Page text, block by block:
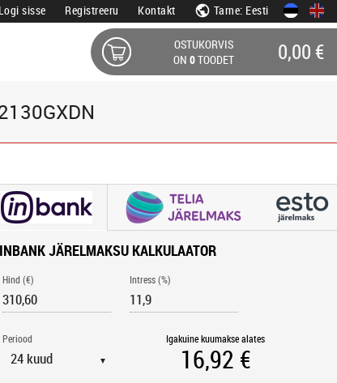
Logi sisse Registreeru Kontakt Tarne: Eesti
OSTUKORVIS
ON 0TOODET 0,00 €
INBANK JÄRELMAKSU KALKULAATOR
Hind (€) Intress (%)
Periood
▼
Igakuine kuumakse alates